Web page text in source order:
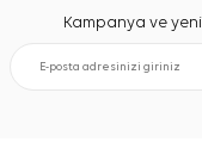
Kampanya ve